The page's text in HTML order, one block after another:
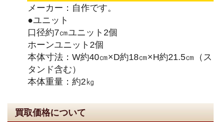
メーカー：自作です。
●ユニット
口径約7㎝ユニット2個
ホーンユニット2個
本体寸法：W約40㎝×D約18㎝×H約21.5㎝（ス
タンド含む）
本体重量：約2㎏
買取価格について